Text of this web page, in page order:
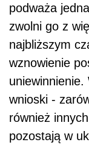
podważa
zwolni go z
najbliższym
wznowienie
uniewinnienie.
wnioski -
również
pozostają w